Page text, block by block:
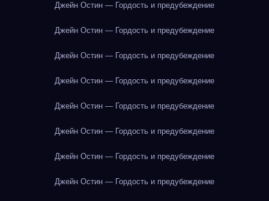
Джейн Остин — Гордость и предубеждение
Джейн Остин — Гордость и предубеждение
Джейн Остин — Гордость и предубеждение
Джейн Остин — Гордость и предубеждение
Джейн Остин — Гордость и предубеждение
Джейн Остин — Гордость и предубеждение
Джейн Остин — Гордость и предубеждение
Джейн Остин — Гордость и предубеждение